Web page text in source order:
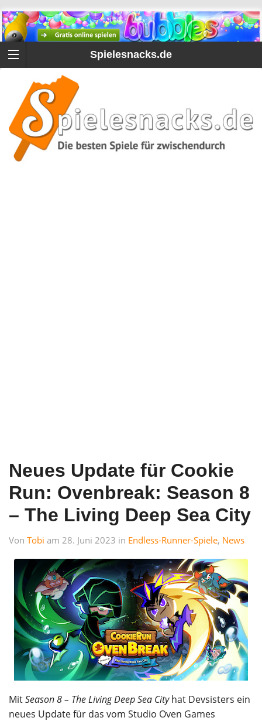
Spielesnacks.de
Neues Update für Cookie
Run: Ovenbreak: Season 8
– The Living Deep Sea City
Von Tobi am 28. Juni 2023 in Endless-Runner-Spiele, News
MitSeason 8 – The Living Deep Sea Cityhat Devsisters ein
neues Update für das vom Studio Oven Games